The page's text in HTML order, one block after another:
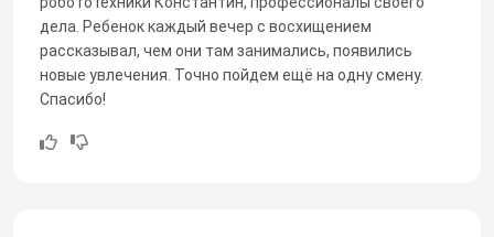
дела. Ребенок каждый вечер с восхищением
рассказывал, чем они там занимались, появились
новые увлечения. Точно пойдем ещё на одну смену.
Спасибо!